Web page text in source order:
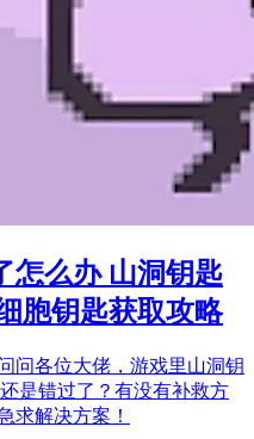
怎么办 山洞钥匙
胞钥匙获取攻略
问各位大佬，游戏里山洞钥
是错过了？有没有补救方
求解决方案！